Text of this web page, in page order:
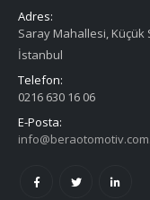
Adres:
Saray Mahallesi, Küçük
İstanbul
Telefon:
0216 630 16 06
E-Posta: